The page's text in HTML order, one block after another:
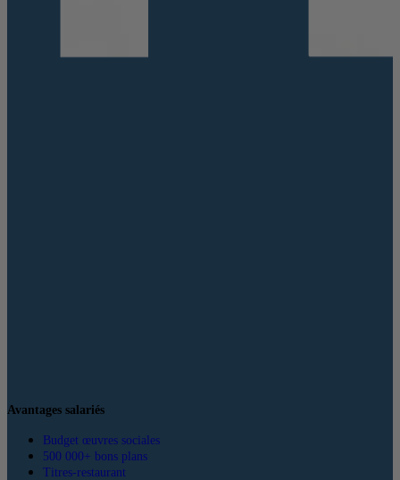
Avantages salariés
Budget œuvres sociales
500 000+ bons plans
Titres-restaurant